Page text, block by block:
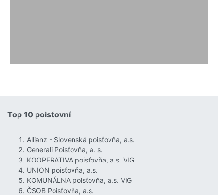
Top 10 poisťovní
Allianz - Slovenská poisťovňa, a.s.
Generali Poisťovňa, a. s.
KOOPERATIVA poisťovňa, a.s. VIG
UNION poisťovňa, a.s.
KOMUNÁLNA poisťovňa, a.s. VIG
ČSOB Poisťovňa, a.s.